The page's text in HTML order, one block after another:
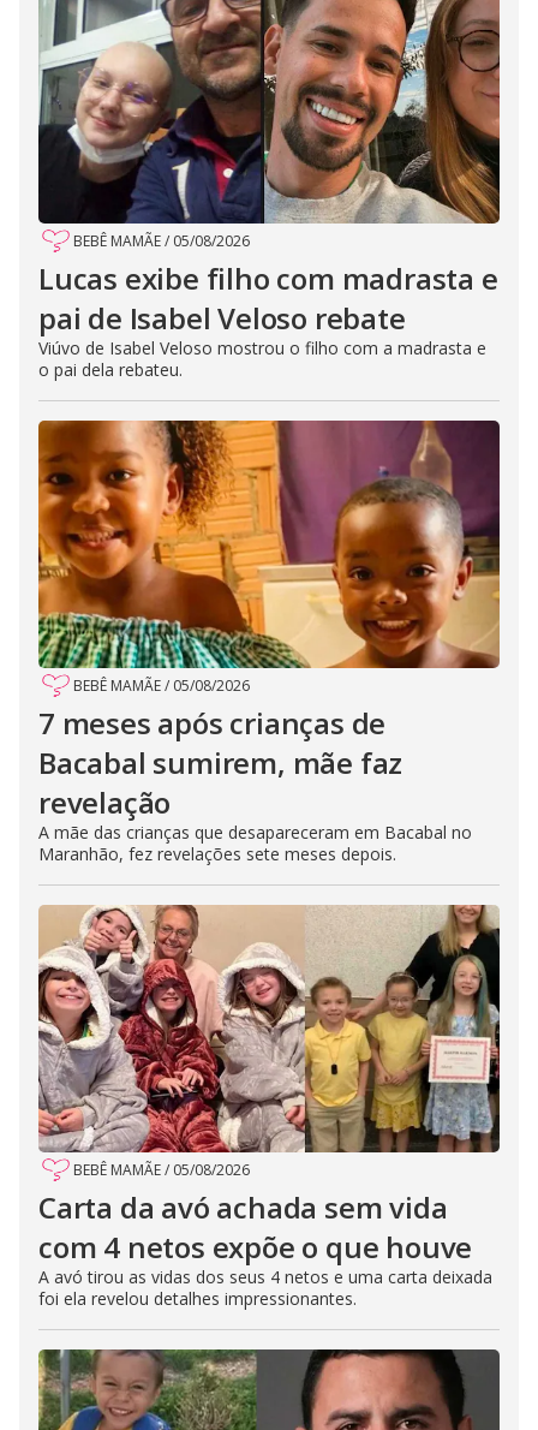
BEBÊ MAMÃE/ 05/08/2026
Lucas exibe filho com madrasta e
pai de Isabel Veloso rebate
Viúvo de Isabel Veloso mostrou o filho com a madrasta e
o pai dela rebateu.
BEBÊ MAMÃE/ 05/08/2026
7 meses após crianças de
Bacabal sumirem, mãe faz
revelação
A mãe das crianças que desapareceram em Bacabal no
Maranhão, fez revelações sete meses depois.
BEBÊ MAMÃE/ 05/08/2026
Carta da avó achada sem vida
com 4 netos expõe o que houve
A avó tirou as vidas dos seus 4 netos e uma carta deixada
foi ela revelou detalhes impressionantes.